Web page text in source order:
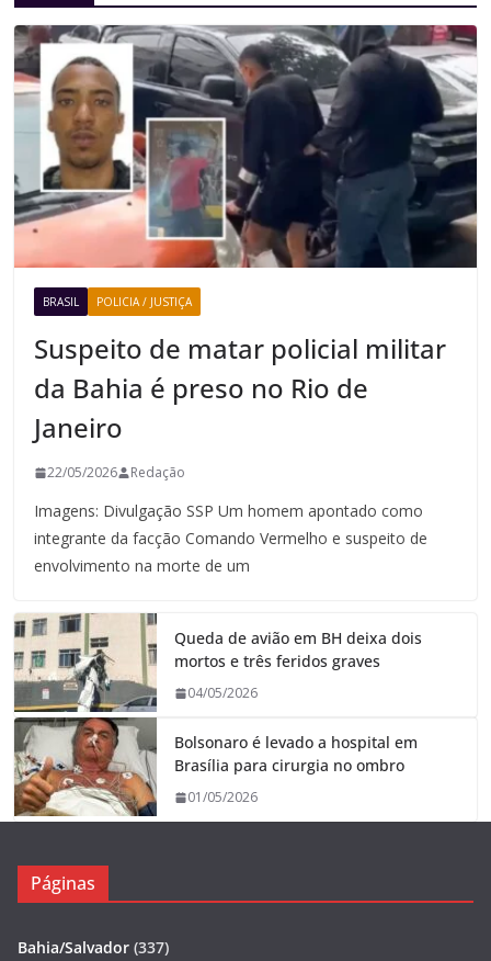
BRASIL POLICIA / JUSTIÇA
Suspeito de matar policial militar
da Bahia é preso no Rio de
Janeiro
22/05/2026 Redação
Imagens: Divulgação SSP Um homem apontado como
integrante da facção Comando Vermelho e suspeito de
envolvimento na morte de um
Queda de avião em BH deixa dois
mortos e três feridos graves
04/05/2026
Bolsonaro é levado a hospital em
Brasília para cirurgia no ombro
01/05/2026
Páginas
Bahia/Salvador (337)